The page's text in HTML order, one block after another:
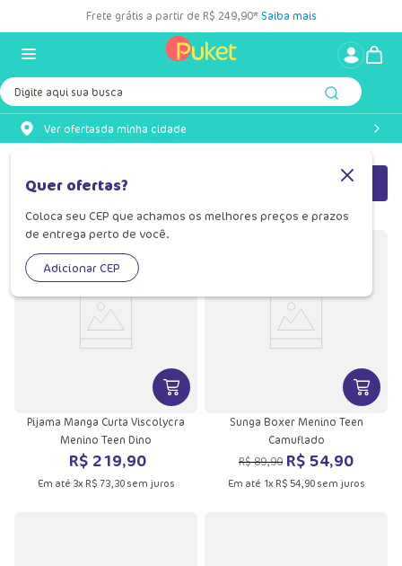
Frete grátis a partir de R$ 249,90* Saiba mais
Digite aqui sua busca
Ver ofertasda minha cidade
Quer ofertas?
Coloca seu CEP que achamos os melhores preços e prazos
de entrega perto de você.
Adicionar CEP
Mais Recentes
VER MAIS INFORMAÇÕES DO
Pijama Manga Curta Viscolycra
Menino Teen Dino
R$ 219,90
Em até 3x R$ 73,30sem juros
VER
Sunga Boxer Menino Teen
Camuflado
R$89,90 R$ 54,90
Em até 1x R$ 54,90sem juros